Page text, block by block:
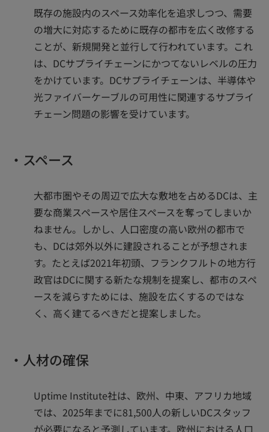
既存の施設内のスペース効率化を追求しつつ、需要
の増大に対応するために既存の都市を広く改修する
ことが、新規開発と並行して行われています。これ
は、DCサプライチェーンにかつてないレベルの圧力
をかけています。DCサプライチェーンは、半導体や
光ファイバーケーブルの可用性に関連するサプライ
チェーン問題の影響を受けています。
・スペース
大都市圏やその周辺で広大な敷地を占めるDCは、主
要な商業スペースや居住スペースを奪ってしまいか
ねません。しかし、人口密度の高い欧州の都市で
も、DCは郊外以外に建設されることが予想されま
す。たとえば2021年初頭、フランクフルトの地方行
政官はDCに関する新たな規制を提案し、都市のスペ
ースを減らすためには、施設を広くするのではな
く、高く建てるべきだと提案しました。
・人材の確保
Uptime Institute社は、欧州、中東、アフリカ地域
では、2025年までに81,500人の新しいDCスタッフ
が必要になると予測しています。欧州における人口